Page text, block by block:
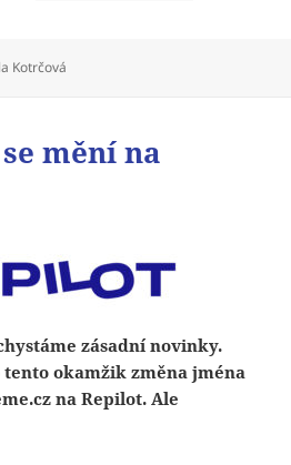
Kotrčová
mění na
zásadní novinky.
okamžik změna jména
na Repilot. Ale